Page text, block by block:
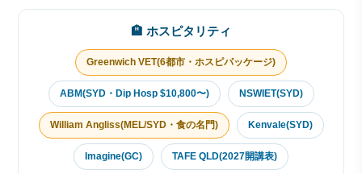
🏨 ホスピタリティ
Greenwich VET(6都市・ホスピパッケージ)
ABM(SYD・Dip Hosp $10,800〜) NSWIET(SYD)
William Angliss(MEL/SYD・食の名門) Kenvale(SYD)
Imagine(GC) TAFE QLD(2027開講表)